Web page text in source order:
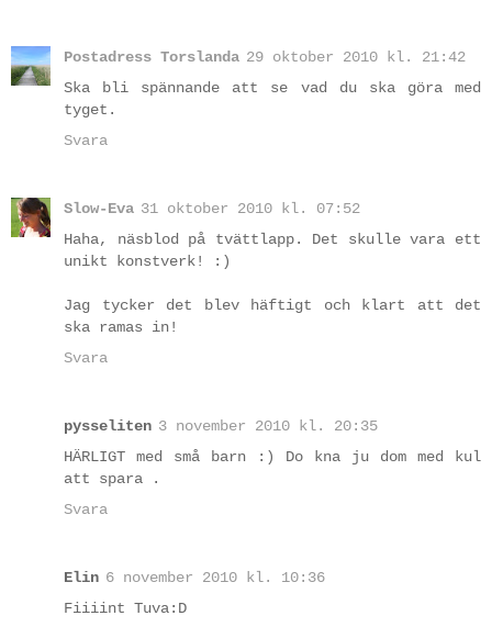
Postadress Torslanda 29 oktober 2010 kl. 21:42
Ska bli spännande att se vad du ska göra med
tyget.
Svara
Slow-Eva 31 oktober 2010 kl. 07:52
Haha, näsblod på tvättlapp. Det skulle vara ett
unikt konstverk! :)
Jag tycker det blev häftigt och klart att det
ska ramas in!
Svara
pysseliten 3 november 2010 kl. 20:35
HÄRLIGT med små barn :) Do kna ju dom med kul
att spara .
Svara
Elin 6 november 2010 kl. 10:36
Fiiiint Tuva:D